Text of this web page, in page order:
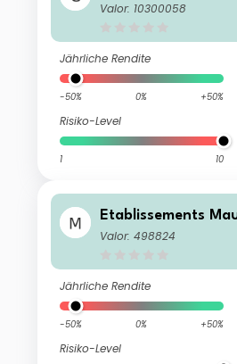
Valor: 10300058
Jährliche Rendite
-50% 0% +50%
Risiko-Level
1 10
Etablissements
Valor: 498824
Jährliche Rendite
-50% 0% +50%
Risiko-Level